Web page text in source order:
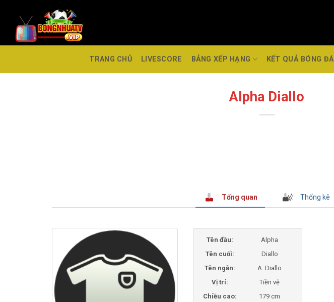
TRANG CHỦ LIVESCORE BẢNG XẾP HẠNG KẾT QUẢ BÓNG ĐÁ
Alpha Diallo
Tổng quan Thống kê
Tên đầu:
Alpha
Tên cuối:
Diallo
Tên ngắn:
A. Diallo
Vị trí:
Tiền vệ
Chiều cao:
179 cm